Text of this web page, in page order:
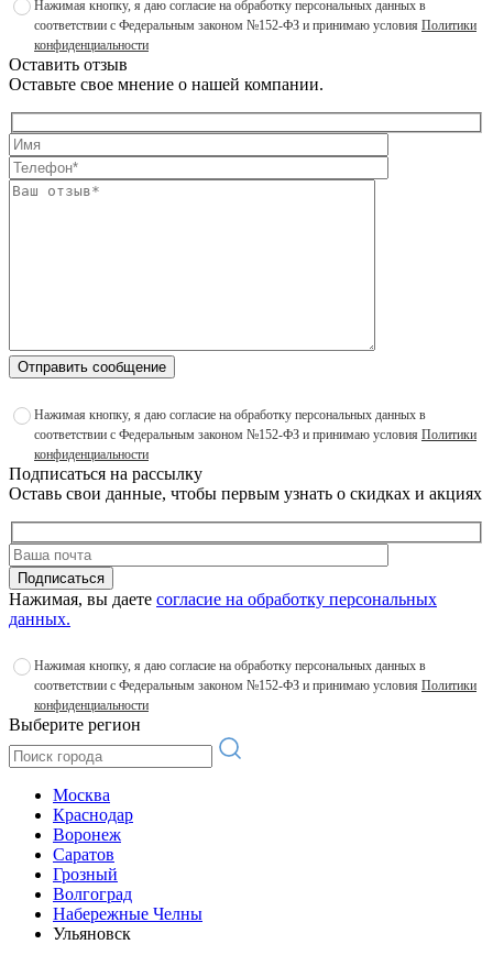
Нажимая кнопку, я даю согласие на обработку персональных данных в
соответствии с Федеральным законом №152-ФЗ и принимаю условия Политики
конфиденциальности
Оставить отзыв
Оставьте свое мнение о нашей компании.
Отправить сообщение
Нажимая кнопку, я даю согласие на обработку персональных данных в
соответствии с Федеральным законом №152-ФЗ и принимаю условия Политики
конфиденциальности
Подписаться на рассылку
Оставь свои данные, чтобы первым узнать о скидках и акциях
Подписаться
Нажимая, вы даете согласие на обработку персональных
данных.
Нажимая кнопку, я даю согласие на обработку персональных данных в
соответствии с Федеральным законом №152-ФЗ и принимаю условия Политики
конфиденциальности
Выберите регион
Москва
Краснодар
Воронеж
Саратов
Грозный
Волгоград
Набережные Челны
Ульяновск